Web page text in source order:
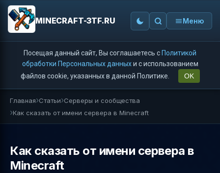
MINECRAFT-3TF.RU Меню
Посещая данный сайт, Вы соглашаетесь с Политикой
обработки Персональных данныхи с использованием
файлов cookie, указанных в данной Политике.
OK
Главная Статьи Серверы и сообщества
Как сказать от имени сервера в Minecraft
Как сказать от имени сервера в
Minecraft